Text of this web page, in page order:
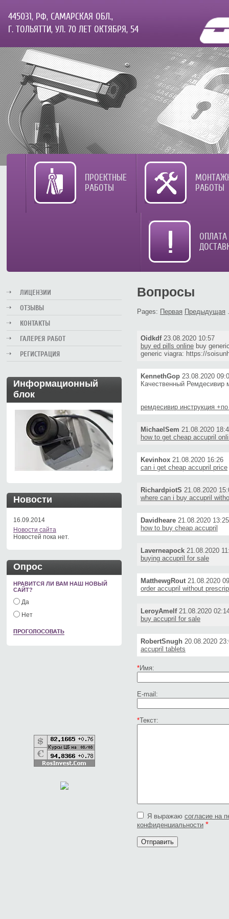
445031, РФ, САМАРСКАЯ ОБЛ.,
Г. ТОЛЬЯТТИ, УЛ. 70 ЛЕТ ОКТЯБРЯ, 54
ПРОЕКТНЫЕ
РАБОТЫ
РАБОТЫ
ОПЛАТА
Вопросы
Pages: Первая Предыдущая
Oidkdf23.08.2020 10:57
buy ed pills online buy
generic viagra: https://
KennethGop 23.08.2020
Качественный Ремдесивир
ремдесивир инструкция
MichaelSem 21.08.2020
how to get cheap accupril
Kevinhox 21.08.2020 16:26
can i get cheap accupril price
RichardpiotS 21.08.2020
where can i buy accupril
Davidheare 21.08.2020 13:25
how to buy cheap accupril
Laverneapock 21.08.2020
buying accupril for sale
MatthewgRout 21.08.2020
order accupril without
LeroyAmelf21.08.2020
buy accupril for sale
RobertSnugh 20.08.2020
accupril tablets
*Имя:
E-mail:
*Текст:
Я выражаю согласие на
конфиденциальности *
ЛИЦЕНЗИИ
ОТЗЫВЫ
КОНТАКТЫ
ГАЛЕРЕЯ РАБОТ
РЕГИСТРАЦИЯ
Информационный
блок
Новости
16.09.2014
Новости сайта
Новостей пока нет.
Опрос
НРАВИТСЯ ЛИ ВАМ НАШ НОВЫЙ
САЙТ?
Да
Нет